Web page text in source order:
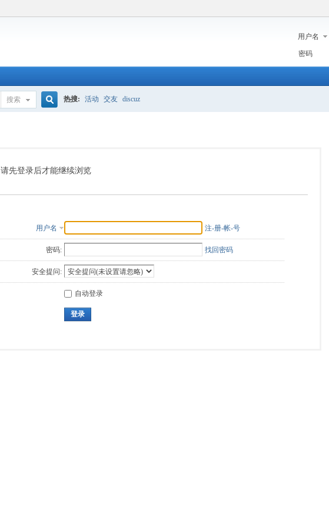
用户名
密码
搜索
索
热搜: 活动 交友 discuz
请先登录后才能继续浏览
用户名 注-册-帐-号
密码: 找回密码
安全提问:
自动登录
登录